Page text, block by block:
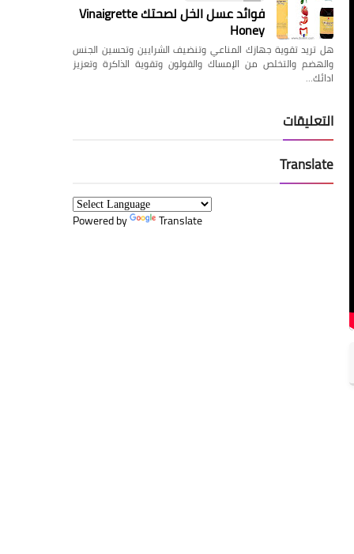
فوائد عسل الخل لصحتك Vinaigrette
Honey
هل تريد تقوية جهازك المناعي وتنضيف الشرايين وتحسين الجنس
والهضم والتخلص من الإمساك والقولون وتقوية الذاكرة وتعزيز
ادائك…
التعليقات
Translate
Powered by Translate